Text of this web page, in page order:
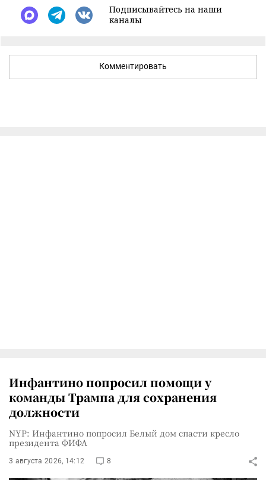
Подписывайтесь на наши
каналы
Комментировать
Инфантино попросил помощи у
команды Трампа для сохранения
должности
NYP: Инфантино попросил Белый дом спасти кресло
президента ФИФА
3 августа 2026, 14:12 8